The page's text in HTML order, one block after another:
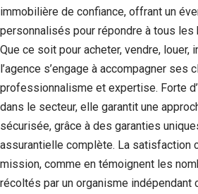
immobilière de confiance, offrant un
personnalisés pour répondre à tous
Que ce soit pour acheter, vendre, louer,
l’agence s’engage à accompagner ses
professionnalisme et expertise. Forte
dans le secteur, elle garantit une
sécurisée, grâce à des garanties
assurantielle complète. La satisfaction
mission, comme en témoignent les
récoltés par un organisme indépendant